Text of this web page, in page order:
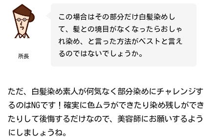
所長
この場合はその部分だけ白髪染めし
て、髪との境目がなくなったらおしゃ
れ染め、と言った方法がベストと言え
るのではないでしょうか。
ただ、白髪染め素人が何気なく部分染めにチャレンジす
るのはNGです！確実に色ムラができたり染め残しができ
たりして後悔するだけなので、美容師にお願いするよう
にしましょうね。